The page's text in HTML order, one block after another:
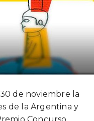
de noviembre la
de la Argentina y
Concurso